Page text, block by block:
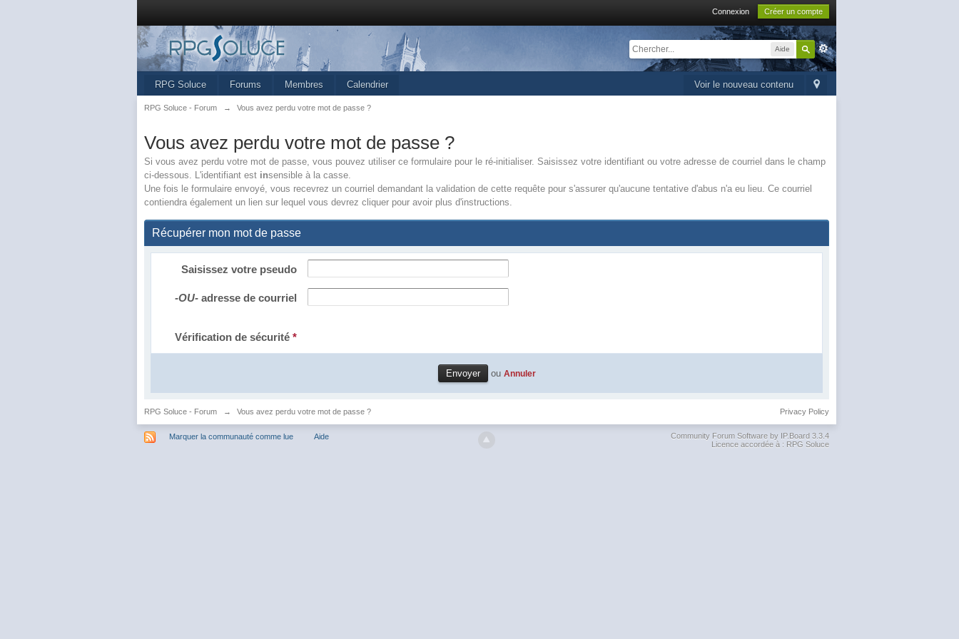
Connexion Créer un compte
Aide
Voir le nouveau contenu
RPG Soluce Forums Membres Calendrier
RPG Soluce - Forum → Vous avez perdu votre mot de passe ?
Vous avez perdu votre mot de passe ?
Si vous avez perdu votre mot de passe, vous pouvez utiliser ce formulaire pour le ré-initialiser. Saisissez votre identifiant ou votre adresse de courriel dans le champ
ci-dessous. L'identifiant est insensible à la casse.
Une fois le formulaire envoyé, vous recevrez un courriel demandant la validation de cette requête pour s'assurer qu'aucune tentative d'abus n'a eu lieu. Ce courriel
contiendra également un lien sur lequel vous devrez cliquer pour avoir plus d'instructions.
Récupérer mon mot de passe
Saisissez votre pseudo
-OU- adresse de courriel
Vérification de sécurité *
ou Annuler
RPG Soluce - Forum → Vous avez perdu votre mot de passe ? Privacy Policy
Marquer la communauté comme lue Aide
Community Forum Software by IP.Board 3.3.4
Licence accordée à : RPG Soluce